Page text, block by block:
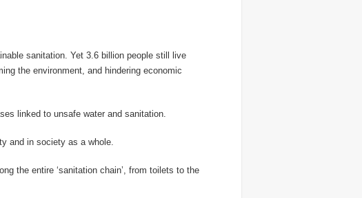
sanitation. Yet 3.6 billion people still live
the environment, and hindering economic
linked to unsafe water and sanitation.
and in society as a whole.
the entire ‘sanitation chain’, from toilets to the